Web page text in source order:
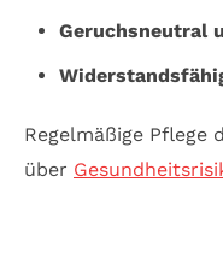
Geruchsneutral
Regelmäßige Pflege
über